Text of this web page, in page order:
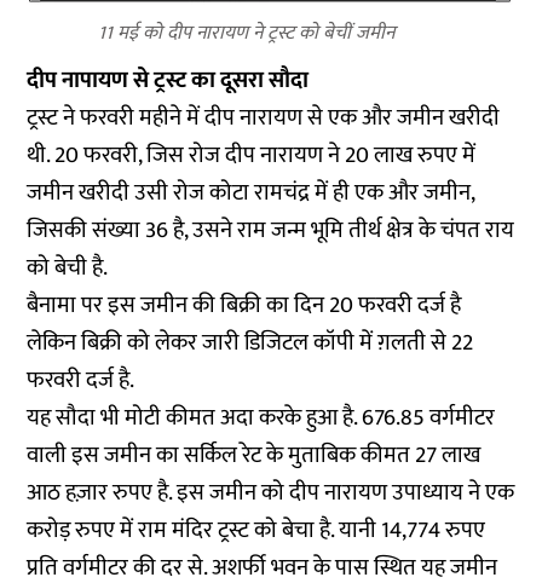
11 मई को दीप नारायण ने ट्रस्ट को बेचीं जमीन
दीप नापायण से ट्रस्ट का दूसरा सौदा
ट्रस्ट ने फरवरी महीने में दीप नारायण से एक और जमीन खरीदी
थी. 20 फरवरी, जिस रोज दीप नारायण ने 20 लाख रुपए में
जमीन खरीदी उसी रोज कोटा रामचंद्र में ही एक और जमीन,
जिसकी संख्या 36 है, उसने राम जन्म भूमि तीर्थ क्षेत्र के चंपत राय
को बेची है.
बैनामा पर इस जमीन की बिक्री का दिन 20 फरवरी दर्ज है
लेकिन बिक्री को लेकर जारी डिजिटल कॉपी में ग़लती से 22
फरवरी दर्ज है.
यह सौदा भी मोटी कीमत अदा करके हुआ है. 676.85 वर्गमीटर
वाली इस जमीन का सर्किल रेट के मुताबिक कीमत 27 लाख
आठ हज़ार रुपए है. इस जमीन को दीप नारायण उपाध्याय ने एक
करोड़ रुपए में राम मंदिर ट्रस्ट को बेचा है. यानी 14,774 रुपए
प्रति वर्गमीटर की दर से. अशर्फी भवन के पास स्थित यह जमीन